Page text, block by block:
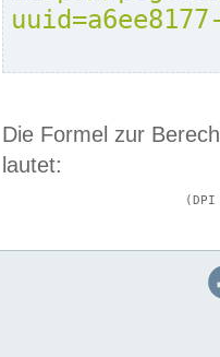
Die Formel zur
lautet: